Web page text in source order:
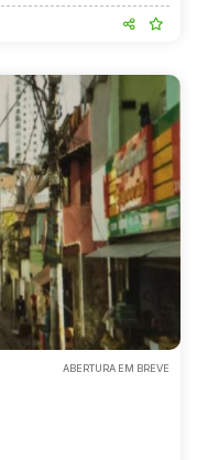
ABERTURA EM BREVE